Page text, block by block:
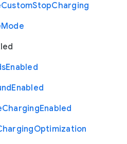
CustomStopCharging
Mode
Enabled
Enabled
ChargingEnabled
Optimization